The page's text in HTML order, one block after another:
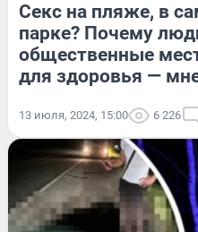
Секс на пляже, в
парке? Почему
общественные
для здоровья —
13 июля, 2024, 15:00 6 226